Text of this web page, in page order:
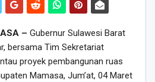
– Gubernur Sulawesi Barat
bersama Tim Sekretariat
proyek pembangunan ruas
Mamasa, Jum’at, 04 Maret